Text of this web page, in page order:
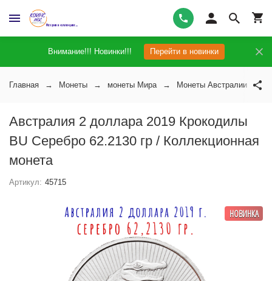
Внимание!!! Новинки!!! Перейти в новинки
Главная Монеты монеты Мира Монеты Австралии
Австралия 2 доллара 2019 Крокодилы
BU Серебро 62.2130 гр / Коллекционная
монета
Артикул: 45715
НОВИНКА